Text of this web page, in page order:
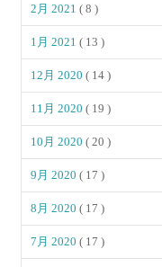
2月 2021( 8 )
1月 2021( 13 )
12月 2020( 14 )
11月 2020( 19 )
10月 2020( 20 )
9月 2020( 17 )
8月 2020( 17 )
7月 2020( 17 )